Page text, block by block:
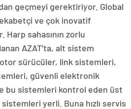
geçmeyi gerektiriyor. Global
ve çok inovatif
Harp sahasının zorlu
AZAT’ta, alt sistem
sürücüler, link sistemleri,
güvenli elektronik
bu sistemleri kontrol eden üst
yerli. Buna hızlı servis